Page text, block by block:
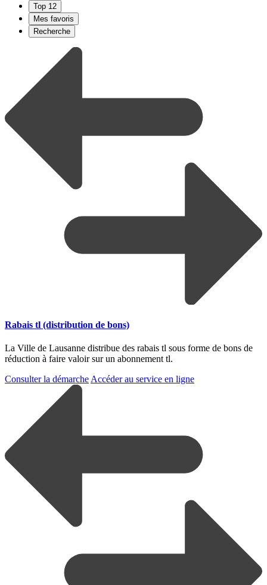
Top 12
Mes favoris
Recherche
Rabais tl (distribution de bons)
La Ville de Lausanne distribue des rabais tl sous forme de bons de
réduction à faire valoir sur un abonnement tl.
Consulter la démarche Accéder au service en ligne